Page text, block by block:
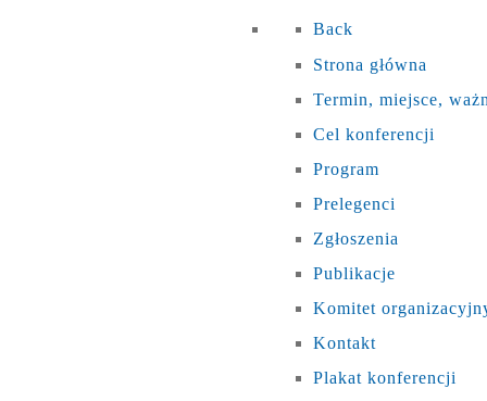
Back
Strona główna
Termin, miejsce,
Cel konferencji
Program
Prelegenci
Zgłoszenia
Publikacje
Komitet
Kontakt
Plakat konferencji